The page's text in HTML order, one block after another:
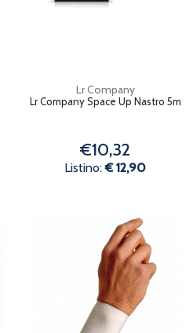
Lr Company
Lr Company Space Up Nastro 5m
€10,32
Listino:€ 12,90